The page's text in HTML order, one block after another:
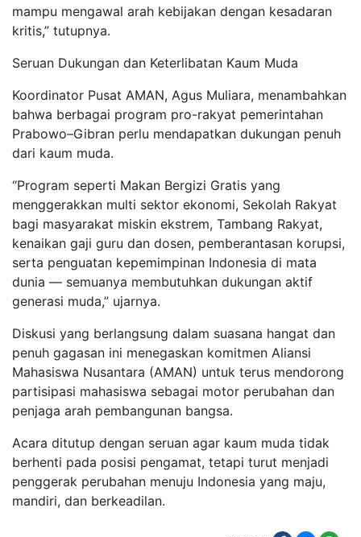
mampu mengawal arah kebijakan dengan kesadaran
kritis,” tutupnya.
Seruan Dukungan dan Keterlibatan Kaum Muda
Koordinator Pusat AMAN, Agus Muliara, menambahkan
bahwa berbagai program pro-rakyat pemerintahan
Prabowo–Gibran perlu mendapatkan dukungan penuh
dari kaum muda.
“Program seperti Makan Bergizi Gratis yang
menggerakkan multi sektor ekonomi, Sekolah Rakyat
bagi masyarakat miskin ekstrem, Tambang Rakyat,
kenaikan gaji guru dan dosen, pemberantasan korupsi,
serta penguatan kepemimpinan Indonesia di mata
dunia — semuanya membutuhkan dukungan aktif
generasi muda,” ujarnya.
Diskusi yang berlangsung dalam suasana hangat dan
penuh gagasan ini menegaskan komitmen Aliansi
Mahasiswa Nusantara (AMAN) untuk terus mendorong
partisipasi mahasiswa sebagai motor perubahan dan
penjaga arah pembangunan bangsa.
Acara ditutup dengan seruan agar kaum muda tidak
berhenti pada posisi pengamat, tetapi turut menjadi
penggerak perubahan menuju Indonesia yang maju,
mandiri, dan berkeadilan.